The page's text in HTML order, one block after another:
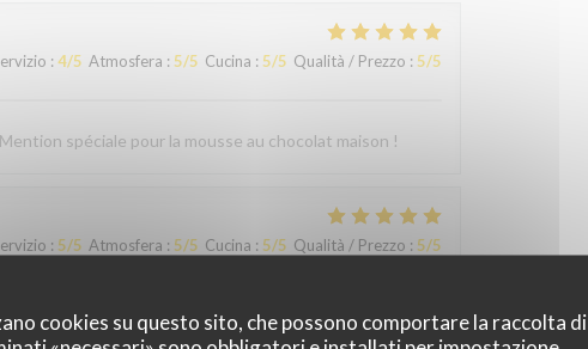
cookies su questo sito, che possono comportare la raccolta di
: 4/5 Atmosfera : 5/5 Cucina : 5/5 Qualità / Prezzo : 5/5
spéciale pour la mousse au chocolat maison !
: 5/5 Atmosfera : 5/5 Cucina : 5/5 Qualità / Prezzo : 5/5